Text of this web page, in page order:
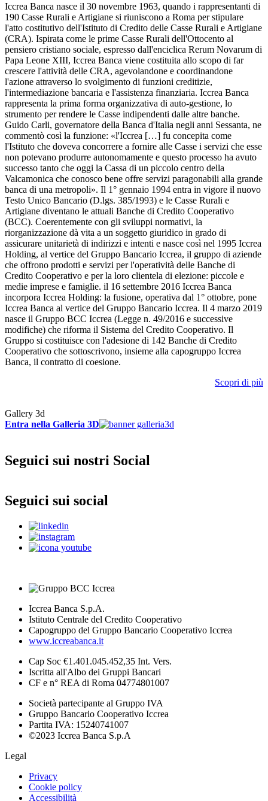
Iccrea Banca nasce il 30 novembre 1963, quando i rappresentanti di
190 Casse Rurali e Artigiane si riuniscono a Roma per stipulare
l'atto costitutivo dell'Istituto di Credito delle Casse Rurali e Artigiane
(CRA). Ispirata come le prime Casse Rurali dell'Ottocento al
pensiero cristiano sociale, espresso dall'enciclica Rerum Novarum di
Papa Leone XIII, Iccrea Banca viene costituita allo scopo di far
crescere l'attività delle CRA, agevolandone e coordinandone
l'azione attraverso lo svolgimento di funzioni creditizie,
l'intermediazione bancaria e l'assistenza finanziaria. Iccrea Banca
rappresenta la prima forma organizzativa di auto-gestione, lo
strumento per rendere le Casse indipendenti dalle altre banche.
Guido Carli, governatore della Banca d'Italia negli anni Sessanta, ne
commentò così la funzione: «l'Iccrea […] fu concepita come
l'Istituto che doveva concorrere a fornire alle Casse i servizi che esse
non potevano produrre autonomamente e questo processo ha avuto
successo tanto che oggi la Cassa di un piccolo centro della
Valcamonica che conosco bene offre servizi paragonabili alla grande
banca di una metropoli». Il 1° gennaio 1994 entra in vigore il nuovo
Testo Unico Bancario (D.lgs. 385/1993) e le Casse Rurali e
Artigiane diventano le attuali Banche di Credito Cooperativo
(BCC). Coerentemente con gli sviluppi normativi, la
riorganizzazione dà vita a un soggetto giuridico in grado di
assicurare unitarietà di indirizzi e intenti e nasce così nel 1995 Iccrea
Holding, al vertice del Gruppo Bancario Iccrea, il gruppo di aziende
che offrono prodotti e servizi per l'operatività delle Banche di
Credito Cooperativo e per la loro clientela di elezione: piccole e
medie imprese e famiglie. il 16 settembre 2016 Iccrea Banca
incorpora Iccrea Holding: la fusione, operativa dal 1° ottobre, pone
Iccrea Banca al vertice del Gruppo Bancario Iccrea. Il 4 marzo 2019
nasce il Gruppo BCC Iccrea (Legge n. 49/2016 e successive
modifiche) che riforma il Sistema del Credito Cooperativo. Il
Gruppo si costituisce con l'adesione di 142 Banche di Credito
Cooperativo che sottoscrivono, insieme alla capogruppo Iccrea
Banca, il contratto di coesione.
Scopri di più
Gallery 3d
Entra nella Galleria 3D
Seguici sui nostri Social
Seguici sui social
Iccrea Banca S.p.A.
Istituto Centrale del Credito Cooperativo
Capogruppo del Gruppo Bancario Cooperativo Iccrea
www.iccreabanca.it
Cap Soc €1.401.045.452,35 Int. Vers.
Iscritta all'Albo dei Gruppi Bancari
CF e n° REA di Roma 04774801007
Società partecipante al Gruppo IVA
Gruppo Bancario Cooperativo Iccrea
Partita IVA: 15240741007
©2023 Iccrea Banca S.p.A
Legal
Privacy
Cookie policy
Accessibilità